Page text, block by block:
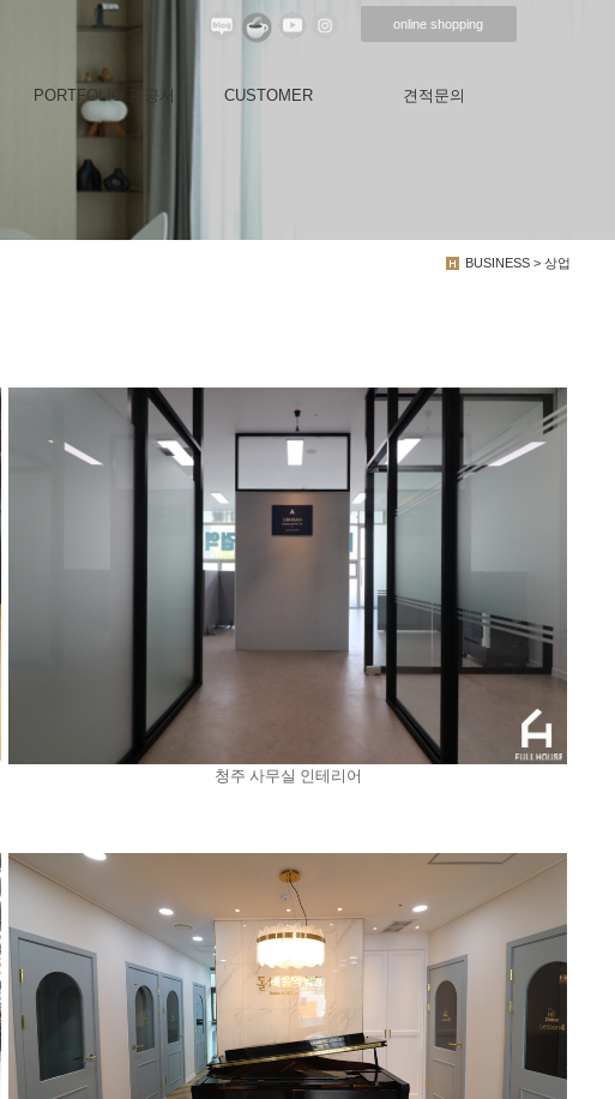
online shopping
PORTFOLIO.관공서 CUSTOMER 견적문의
BUSINESS > 상업
청주 사무실 인테리어